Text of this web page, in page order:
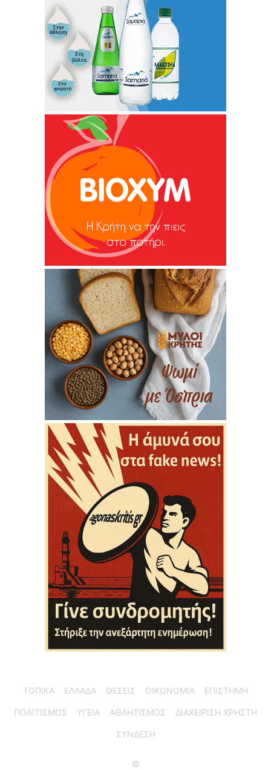
ΤΟΠΙΚΑ ΕΛΛΑΔΑ ΘΕΣΕΙΣ ΟΙΚΟΝΟΜΙΑ ΕΠΙΣΤΗΜΗ
ΠΟΛΙΤΙΣΜΟΣ ΥΓΕΙΑ ΑΘΛΗΤΙΣΜΟΣ ΔΙΑΧΕΙΡΙΣΗ ΧΡΗΣΤΗ
ΣΥΝΔΕΣΗ
©